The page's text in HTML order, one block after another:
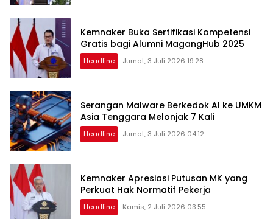
Kemnaker Buka Sertifikasi Kompetensi
Gratis bagi Alumni MagangHub 2025
Headline Jumat, 3 Juli 2026 19:28
Serangan Malware Berkedok AI ke UMKM
Asia Tenggara Melonjak 7 Kali
Headline Jumat, 3 Juli 2026 04:12
Kemnaker Apresiasi Putusan MK yang
Perkuat Hak Normatif Pekerja
Headline Kamis, 2 Juli 2026 03:55